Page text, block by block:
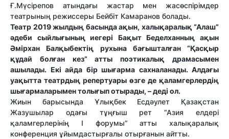
Ғ.Мүсірепов атындағы жастар мен жасөспірімдер
театрының режиссеры Бейбіт Камаранов болады.
Театр 2019 жылдың басында ақын, халықаралық “Алаш”
әдеби сыйлығының иегері Бақыт Беделханның ақын
Әмірхан Балқыбектің рухына бағышталған “Қасқыр
құдай болған кез” атты поэтикалық драмасымен
ашылады. Екі айда бір шығарма сахналанады. Алдағы
уақытта театрдың репертуары өзге де қаламгерлердің
шығармаларымен толығып отырады, – деді ол.
Жиын барысында Ұлықбек Есдәулет Қазақстан
Жазушылар одағы тұңғыш рет “Азия елдері
қаламгерлерінің І форумы” атты халықаралық
конференция ұйымдастырғалы отырғанын айтты.